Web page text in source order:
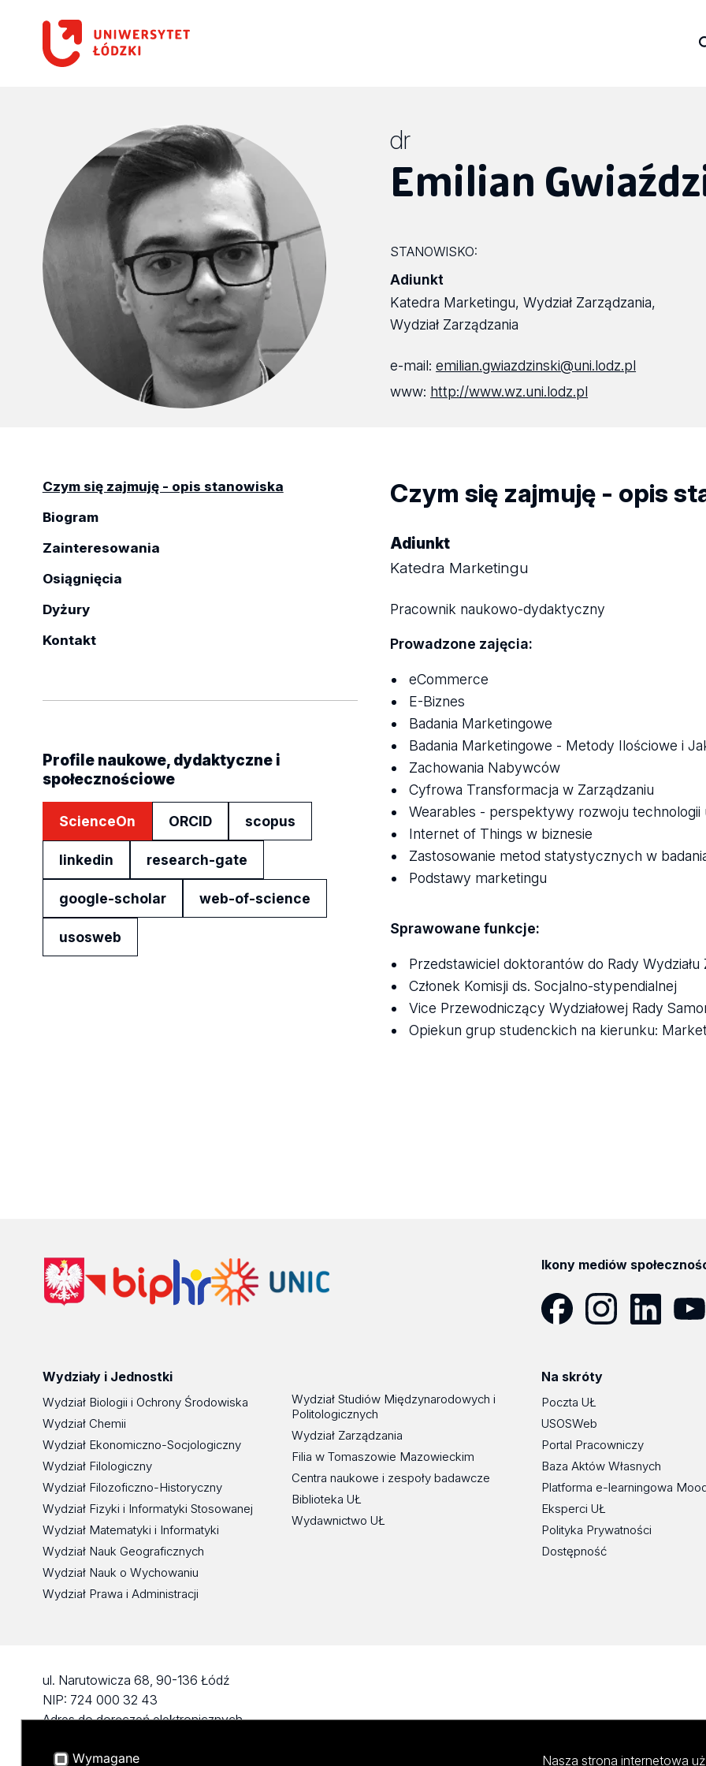
dr
Emilian
STANOWISKO:
Adiunkt
Katedra Marketingu, Wydział Zarządzania,
Wydział Zarządzania
e-mail:emilian.gwiazdzinski@uni.lodz.pl
www: http://www.wz.uni.lodz.pl
Czym się zajmuję - opis stanowiska
Biogram
Zainteresowania
Osiągnięcia
Dyżury
Kontakt
Profile naukowe, dydaktyczne i
społecznościowe
ScienceOn ORCID scopus
linkedin research-gate
google-scholar web-of-science
usosweb
Czym się zajmuję - opis
Adiunkt
Katedra Marketingu
Pracownik naukowo-dydaktyczny
Prowadzone zajęcia:
eCommerce
E-Biznes
Badania Marketingowe
Badania Marketingowe - Metody Ilościowe i
Zachowania Nabywców
Cyfrowa Transformacja w Zarządzaniu
Wearables - perspektywy rozwoju technologii
Internet of Things w biznesie
Zastosowanie metod statystycznych w
Podstawy marketingu
Sprawowane funkcje:
Przedstawiciel doktorantów do Rady Wydziału
Członek Komisji ds. Socjalno-stypendialnej
Vice Przewodniczący Wydziałowej Rady
Opiekun grup studenckich na kierunku:
Ikony mediów
Wydziały i Jednostki
Wydział Biologii i Ochrony Środowiska
Wydział Chemii
Wydział Ekonomiczno-Socjologiczny
Wydział Filologiczny
Wydział Filozoficzno-Historyczny
Wydział Fizyki i Informatyki Stosowanej
Wydział Matematyki i Informatyki
Wydział Nauk Geograficznych
Wydział Nauk o Wychowaniu
Wydział Prawa i Administracji
Wydział Studiów Międzynarodowych i
Politologicznych
Wydział Zarządzania
Filia w Tomaszowie Mazowieckim
Centra naukowe i zespoły badawcze
Biblioteka UŁ
Wydawnictwo UŁ
Na skróty
Poczta UŁ
USOSWeb
Portal Pracowniczy
Baza Aktów Własnych
Platforma e-learningowa
Eksperci UŁ
Polityka Prywatności
Dostępność
ul. Narutowicza 68, 90-136 Łódź
NIP: 724 000 32 43
Adres do doręczeń elektronicznych
KONTAKT
Wymagane Nasza strona internetowa